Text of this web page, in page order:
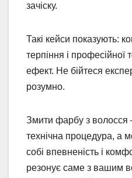
зачіску.
Такі кейси показують:
терпіння і професійної
ефект. Не бійтеся
розумно.
Змити фарбу з
технічна процедура, а
собі впевненість і
резонує саме з вашим